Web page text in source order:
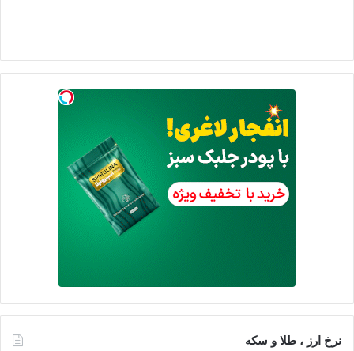
نرخ ارز ، طلا و سکه